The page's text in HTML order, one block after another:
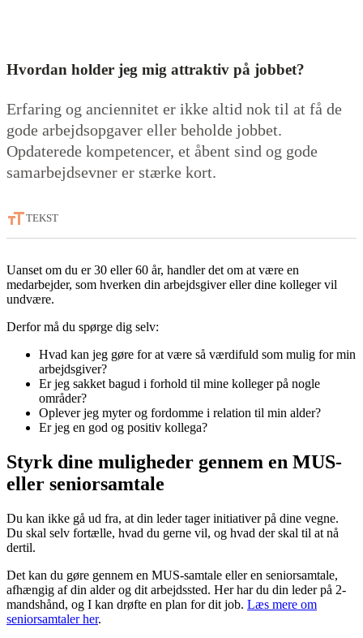
Hvordan holder jeg mig attraktiv på jobbet?
Erfaring og anciennitet er ikke altid nok til at få de
gode arbejdsopgaver eller beholde jobbet.
Opdaterede kompetencer, et åbent sind og gode
samarbejdsevner er stærke kort.
TEKST
Uanset om du er 30 eller 60 år, handler det om at være en
medarbejder, som hverken din arbejdsgiver eller dine kolleger vil
undvære.
Derfor må du spørge dig selv:
Hvad kan jeg gøre for at være så værdifuld som mulig for min
arbejdsgiver?
Er jeg sakket bagud i forhold til mine kolleger på nogle
områder?
Oplever jeg myter og fordomme i relation til min alder?
Er jeg en god og positiv kollega?
Styrk dine muligheder gennem en MUS-
eller seniorsamtale
Du kan ikke gå ud fra, at din leder tager initiativer på dine vegne.
Du skal selv fortælle, hvad du gerne vil, og hvad der skal til at nå
dertil.
Det kan du gøre gennem en MUS-samtale eller en seniorsamtale,
afhængig af din alder og dit arbejdssted. Her har du din leder på 2-
mandshånd, og I kan drøfte en plan for dit job. Læs mere om
seniorsamtaler her.